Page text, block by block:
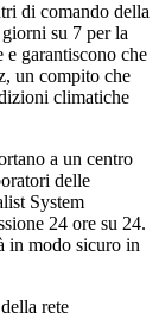
di comando della
su 7 per la
e garantiscono che
un compito che
climatiche
a un centro
delle
System
24 ore su 24.
in modo sicuro in
rete